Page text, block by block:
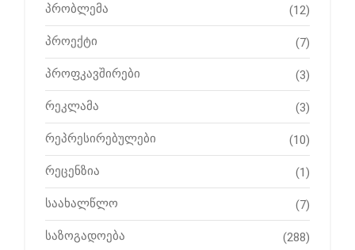
პრობლემა (12)
პროექტი (7)
პროფკავშირები (3)
რეკლამა (3)
რეპრესირებულები (10)
რეცენზია (1)
საახალწლო (7)
საზოგადოება (288)